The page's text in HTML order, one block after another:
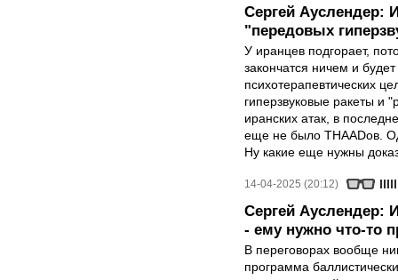
Сергей Ауслендер:
"передовых
У иранцев подгорает,
закончатся ничем и
психотерапевтических
гиперзвуковые ракеты и
иранских атак, в
еще не было THAADов.
Ну какие еще нужны
14-04-2025 (20:12)
Сергей Ауслендер:
- ему нужно что-то
В переговорах вообще
программа